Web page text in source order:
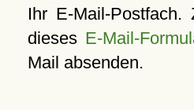
Ihr E-Mail-Postfach.
dieses E-Mail-
Mail absenden.